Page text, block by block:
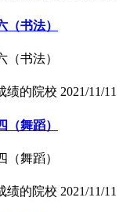
书法）
书法）
绩的院校 2021/11/11
舞蹈）
舞蹈）
绩的院校 2021/11/11